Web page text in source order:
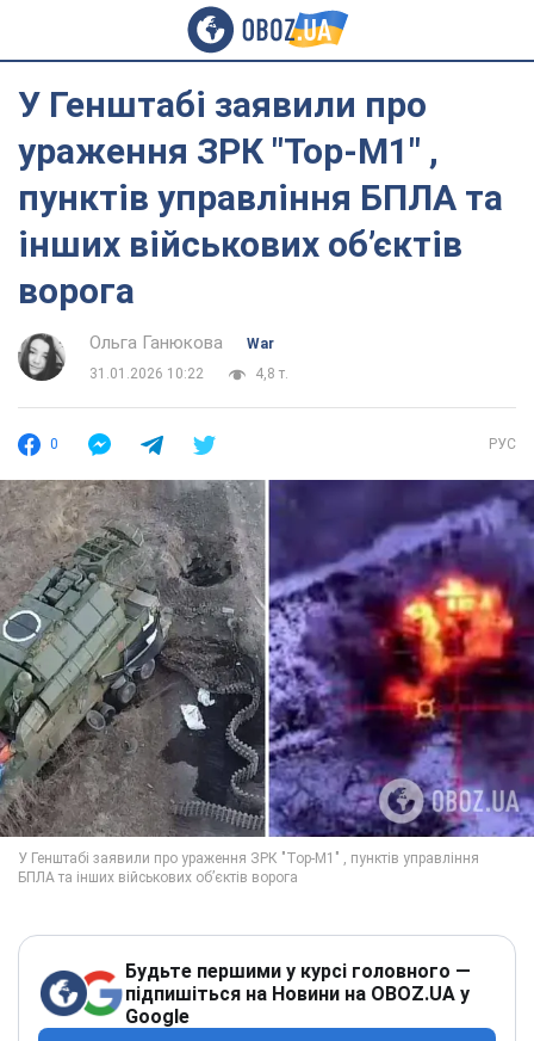
У Генштабі заявили про
ураження ЗРК "Тор-М1" ,
пунктів управління БПЛА та
інших військових об’єктів
ворога
Ольга Ганюкова
War
31.01.2026 10:22
4,8 т.
0 РУС
Будьте першими у курсі головного —
підпишіться на Новини на OBOZ.UA у
Google